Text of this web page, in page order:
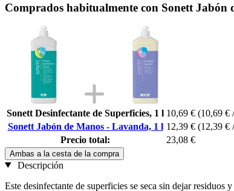
Comprados habitualmente con Sonett Jabón
Sonett Desinfectante de Superficies, 1 l 10,69 € (10,69 €
Sonett Jabón de Manos - Lavanda, 1 l 12,39 € (12,39 €
Precio total:
23,08 €
Ambas a la cesta de la compra
Descripción
Este desinfectante de superficies se seca sin dejar residuos